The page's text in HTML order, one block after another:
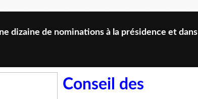
dizaine de nominations à la présidence et dans
Conseil des